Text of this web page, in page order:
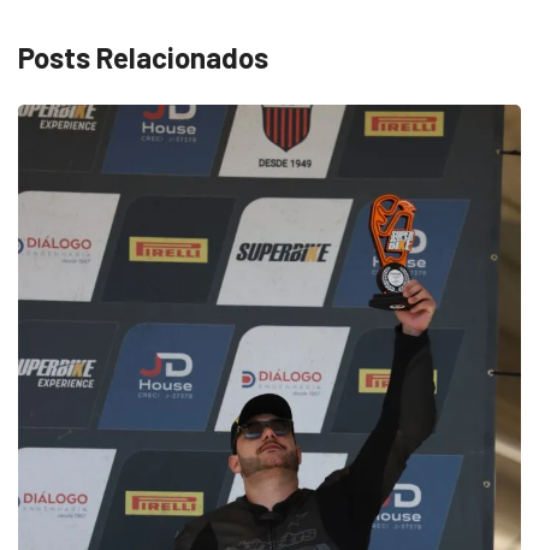
Posts Relacionados